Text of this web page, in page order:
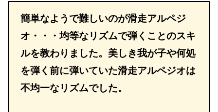
簡単なようで難しいのが滑走アルペジ
オ・・・均等なリズムで弾くことのスキ
ルを教わりました。美しき我が子や何処
を弾く前に弾いていた滑走アルペジオは
不均一なリズムでした。